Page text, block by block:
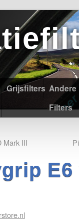
Grijsfilters Andere
Filters
Mark III